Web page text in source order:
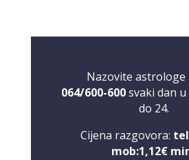
Nazovite
064/600-600svaki dan
do 24.
Cijena razgovora:
mob:1,12€